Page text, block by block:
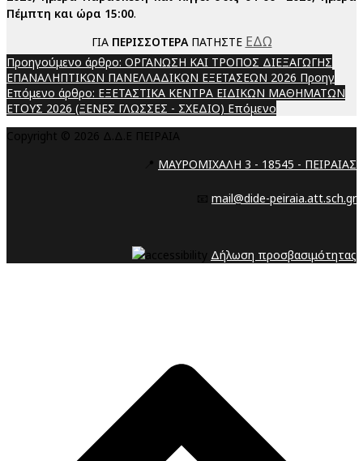
Πέμπτη και ώρα 15:00.
ΓΙΑ ΠΕΡΙΣΣΟΤΕΡΑΠΑΤΗΣΤΕ ΕΔΩ
Προηγούμενο άρθρο: ΟΡΓΑΝΩΣΗ ΚΑΙ ΤΡΟΠΟΣ ΔΙΕΞΑΓΩΓΗΣ
ΕΠΑΝΑΛΗΠΤΙΚΩΝ ΠΑΝΕΛΛΑΔΙΚΩΝ ΕΞΕΤΑΣΕΩΝ 2026 Προηγ
Επόμενο άρθρο: ΕΞΕΤΑΣΤΙΚΑ ΚΕΝΤΡΑ ΕΙΔΙΚΩΝ ΜΑΘΗΜΑΤΩΝ
ΕΤΟΥΣ 2026 (ΞΕΝΕΣ ΓΛΩΣΣΕΣ - ΣΧΕΔΙΟ) Επόμενο
Copyright © 2026 Δ.Δ.Ε ΠΕΙΡΑΙΑ
📍 ΜΑΥΡΟΜΙΧΑΛΗ 3 - 18545 - ΠΕΙΡΑΙΑΣ
📧 mail@dide-peiraia.att.sch.gr
Δήλωση προσβασιμότητας